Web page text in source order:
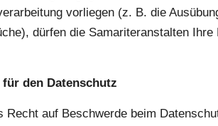
vorliegen (z. B. die
dürfen die Samariteranstalten
den Datenschutz
Recht auf Beschwerde beim